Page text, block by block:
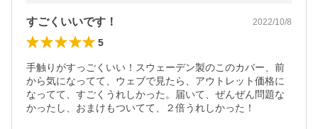
すごくいいです！ 2022/10/8
5
手触りがすっごくいい！スウェーデン製のこのカバー、前
から気になってて、ウェブで見たら、アウトレット価格に
なってて、すごくうれしかった。届いて、ぜんぜん問題な
かったし、おまけもついてて、２倍うれしかった！